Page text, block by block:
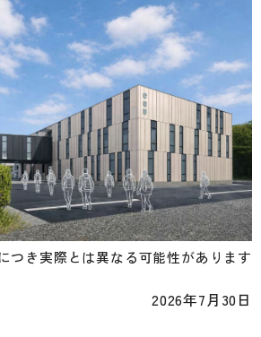
つき実際とは異なる可能性があります
2026年7月30日